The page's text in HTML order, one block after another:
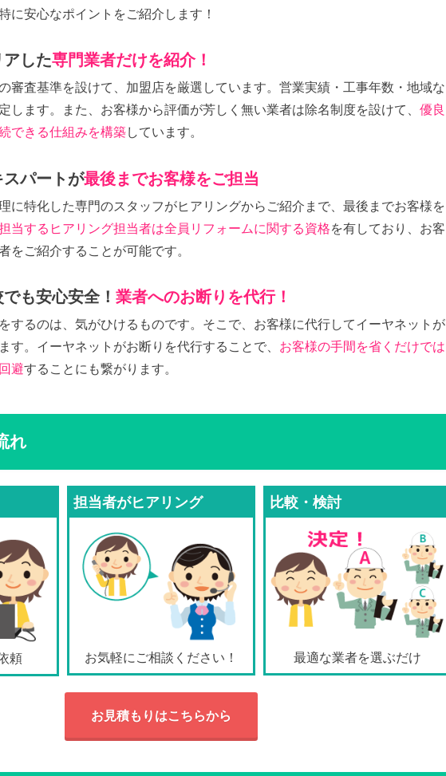
に安心なポイントをご紹介します！
した専門業者だけを紹介！
審査基準を設けて、加盟店を厳選しています。営業実績・工事年数・地域な
します。また、お客様から評価が芳しく無い業者は除名制度を設けて、 優良
できる仕組みを構築しています。
パートが最後までお客様をご担当
に特化した専門のスタッフがヒアリングからご紹介まで、最後までお客様を
当するヒアリング担当者は全員リフォームに関する資格を有しており、お客
をご紹介することが可能です。
も安心安全！ 業者へのお断りを代行！
するのは、気がひけるものです。そこで、お客様に代行してイーヤネットが
す。イーヤネットがお断りを代行することで、 お客様の手間を省くだけでは
避することにも繋がります。
れ
頼
担当者がヒアリング
お気軽にご相談ください！
比較・検討
最適な業者を選ぶだけ
お見積もりはこちらから